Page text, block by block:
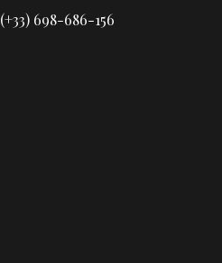
(+33) 698-686-156